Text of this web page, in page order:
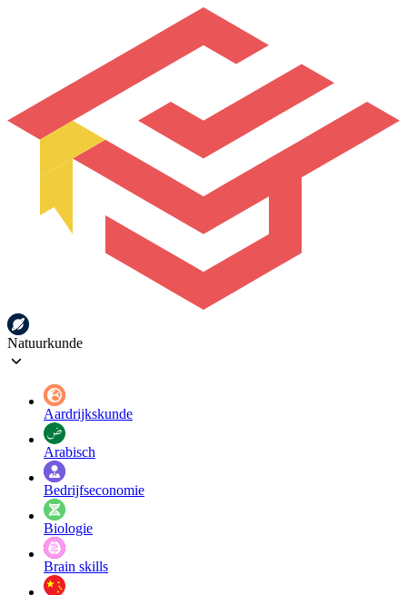
Natuurkunde
Aardrijkskunde
Arabisch
Bedrijfseconomie
Biologie
Brain skills